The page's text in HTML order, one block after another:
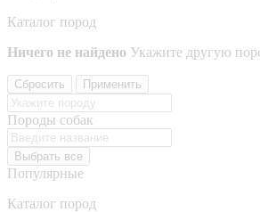
Каталог пород
Ничего не найдено Укажите другую
Сбросить Применить
Породы собак
Выбрать все
Популярные
Каталог пород